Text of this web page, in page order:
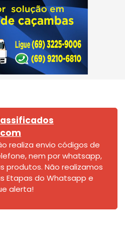
realiza envio códigos de
nem por whatsapp,
produtos. Não realizamos
Etapas do Whatsapp e
alerta!